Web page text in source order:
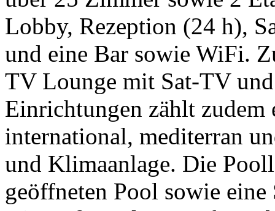
Lobby, Rezeption (24 h),
und eine Bar sowie WiFi.
TV Lounge mit Sat-TV
Einrichtungen zählt zudem
international, mediterran
und Klimaanlage. Die
geöffneten Pool sowie eine